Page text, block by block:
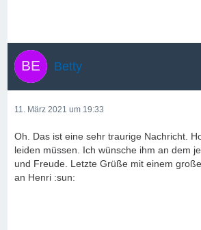
Betty
11. März 2021 um 19:33
Oh. Das ist eine sehr traurige Nachricht.
leiden müssen. Ich wünsche ihm an dem
und Freude. Letzte Grüße mit einem
an Henri :sun: